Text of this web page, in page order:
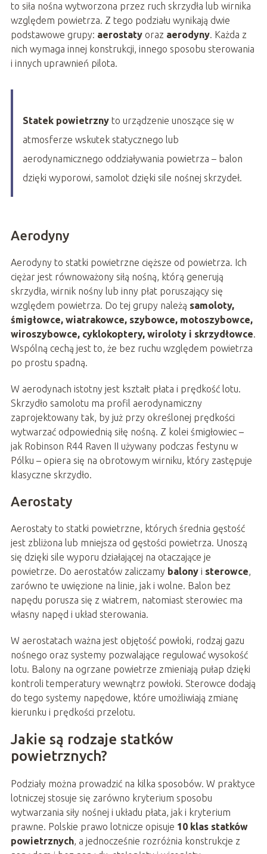
to siła nośna wytworzona przez ruch skrzydła lub wirnika
względem powietrza. Z tego podziału wynikają dwie
podstawowe grupy: aerostatyoraz aerodyny. Każda z
nich wymaga innej konstrukcji, innego sposobu sterowania
i innych uprawnień pilota.
Statek powietrznyto urządzenie unoszące się w
atmosferze wskutek statycznego lub
aerodynamicznego oddziaływania powietrza – balon
dzięki wyporowi, samolot dzięki sile nośnej skrzydeł.
Aerodyny
Aerodyny to statki powietrzne cięższe od powietrza. Ich
ciężar jest równoważony siłą nośną, którą generują
skrzydła, wirnik nośny lub inny płat poruszający się
względem powietrza. Do tej grupy należą samoloty,
śmigłowce, wiatrakowce, szybowce, motoszybowce,
wiroszybowce, cyklokoptery, wiroloty i skrzydłowce.
Wspólną cechą jest to, że bez ruchu względem powietrza
po prostu spadną.
W aerodynach istotny jest kształt płata i prędkość lotu.
Skrzydło samolotu ma profil aerodynamiczny
zaprojektowany tak, by już przy określonej prędkości
wytwarzać odpowiednią siłę nośną. Z kolei śmigłowiec –
jak Robinson R44 Raven II używany podczas festynu w
Pólku – opiera się na obrotowym wirniku, który zastępuje
klasyczne skrzydło.
Aerostaty
Aerostaty to statki powietrzne, których średnia gęstość
jest zbliżona lub mniejsza od gęstości powietrza. Unoszą
się dzięki sile wyporu działającej na otaczające je
powietrze. Do aerostatów zaliczamy balonyi sterowce,
zarówno te uwięzione na linie, jak i wolne. Balon bez
napędu porusza się z wiatrem, natomiast sterowiec ma
własny napęd i układ sterowania.
W aerostatach ważna jest objętość powłoki, rodzaj gazu
nośnego oraz systemy pozwalające regulować wysokość
lotu. Balony na ogrzane powietrze zmieniają pułap dzięki
kontroli temperatury wewnątrz powłoki. Sterowce dodają
do tego systemy napędowe, które umożliwiają zmianę
kierunku i prędkości przelotu.
Jakie są rodzaje statków
powietrznych?
Podziały można prowadzić na kilka sposobów. W praktyce
lotniczej stosuje się zarówno kryterium sposobu
wytwarzania siły nośnej i układu płata, jak i kryterium
prawne. Polskie prawo lotnicze opisuje 10 klas statków
powietrznych, a jednocześnie rozróżnia konstrukcje z